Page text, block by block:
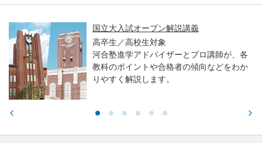
国立大入試オープン解説講義
高卒生／高校生対象
河合塾進学アドバイザーとプロ講師が、各
教科のポイントや合格者の傾向などをわか
りやすく解説します。